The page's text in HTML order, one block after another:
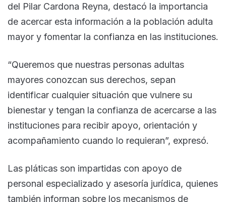
del Pilar Cardona Reyna, destacó la importancia
de acercar esta información a la población adulta
mayor y fomentar la confianza en las instituciones.
“Queremos que nuestras personas adultas
mayores conozcan sus derechos, sepan
identificar cualquier situación que vulnere su
bienestar y tengan la confianza de acercarse a las
instituciones para recibir apoyo, orientación y
acompañamiento cuando lo requieran”, expresó.
Las pláticas son impartidas con apoyo de
personal especializado y asesoría jurídica, quienes
también informan sobre los mecanismos de